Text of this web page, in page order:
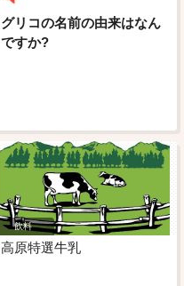
グリコの名前の由来はなん
ですか?
飲料
高原特選牛乳